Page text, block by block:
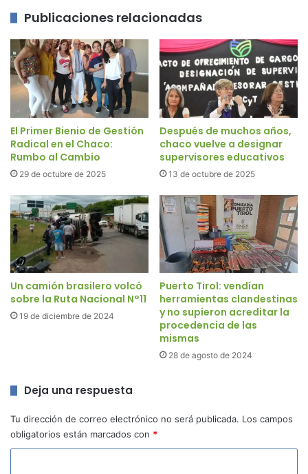
Publicaciones relacionadas
El Primer Bienio de Gestión
Radical en el Chaco:
Rumbo al Cambio
29 de octubre de 2025
Después de muchos años,
chaco vuelve a designar
supervisores educativos
13 de octubre de 2025
Un camión brasilero volcó
sobre la Ruta Nacional N°11
19 de diciembre de 2024
Puerto Tirol: vendían
herramientas clandestinas
y no supieron acreditar la
procedencia de las
mismas
28 de agosto de 2024
Deja una respuesta
Tu dirección de correo electrónico no será publicada. Los campos
obligatorios están marcados con *